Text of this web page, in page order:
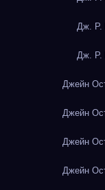
Дж. Р.
Дж. Р.
Джейн
Джейн
Джейн
Джейн